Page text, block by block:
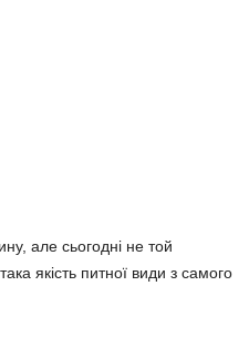
але сьогодні не той
якість питної види з самого